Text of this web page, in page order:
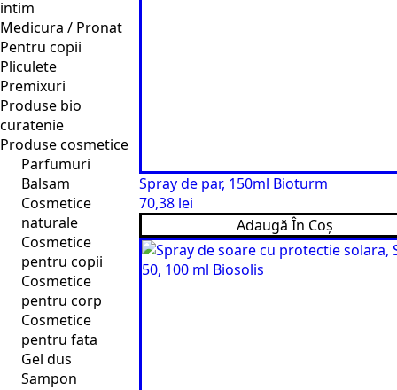
intim
Medicura / Pronat
Pentru copii
Pliculete
Premixuri
Produse bio
curatenie
Produse cosmetice
Parfumuri
Balsam
Cosmetice
naturale
Cosmetice
pentru copii
Cosmetice
pentru corp
Cosmetice
pentru fata
Gel dus
Sampon
Spray de par, 150ml Bioturm
70,38 lei
Adaugă În Coș